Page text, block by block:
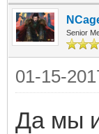
Senior
01-15-
Да мы